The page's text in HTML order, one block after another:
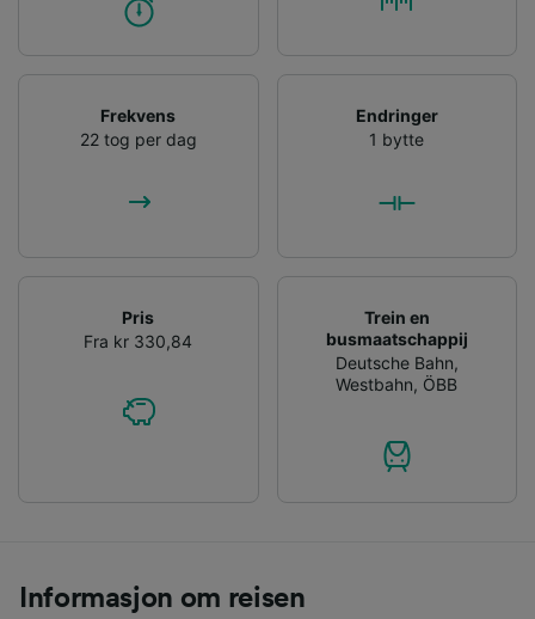
Frekvens
22 tog per dag
Endringer
1 bytte
Pris
Fra kr 330,84
Trein en
busmaatschappij
Deutsche Bahn,
Westbahn, ÖBB
Informasjon om reisen